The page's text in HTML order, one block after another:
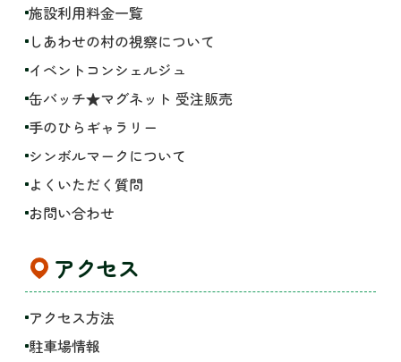
施設利用料金一覧
しあわせの村の視察について
イベントコンシェルジュ
缶バッチ★マグネット 受注販売
手のひらギャラリー
シンボルマークについて
よくいただく質問
お問い合わせ
アクセス
アクセス方法
駐車場情報